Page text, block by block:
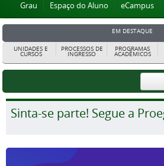
Grau
Espaço do Aluno eCampus
EM DESTAQUE
UNIDADES E
CURSOS
PROCESSOS DE
INGRESSO
PROGRAMAS
ACADÊMICOS
Sinta-se parte! Segue a